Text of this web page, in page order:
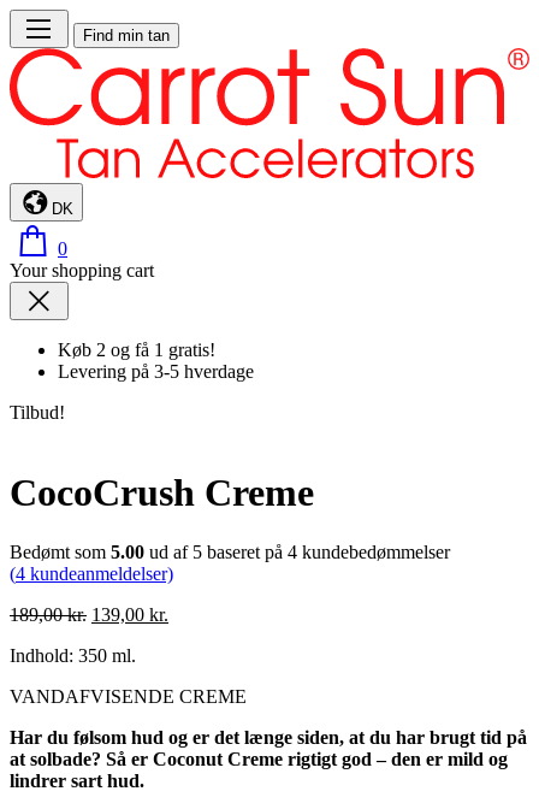
Find min tan
DK
0
Your shopping cart
Køb 2 og få 1 gratis!
Levering på 3-5 hverdage
Tilbud!
CocoCrush Creme
Bedømt som 5.00 ud af 5 baseret på 4 kundebedømmelser
(4 kundeanmeldelser)
189,00kr. Den
pris
189,00 kr..
139,00 kr.
139,00 kr..
Indhold: 350 ml.
VANDAFVISENDE CREME
Har du følsom hud og er det længe siden, at du har brugt tid på
at solbade? Så er Coconut Creme rigtigt god – den er mild og
lindrer sart hud.